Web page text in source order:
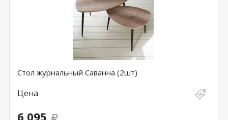
Стол журнальный Саванна (2шт)
Цена
6 095